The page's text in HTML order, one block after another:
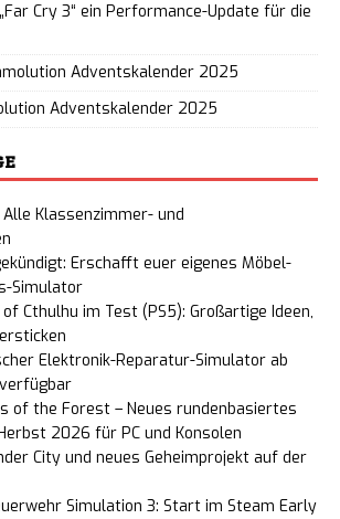
Cry 3“ ein Performance-Update für die
Adventskalender 2025
Adventskalender 2025
Klassenzimmer- und
Erschafft euer eigenes Möbel-
Simulator
Cthulhu im Test (PS5): Großartige Ideen,
Elektronik-Reparatur-Simulator ab
of the Forest – Neues rundenbasiertes
2026 für PC und Konsolen
City und neues Geheimprojekt auf der
Simulation 3: Start im Steam Early